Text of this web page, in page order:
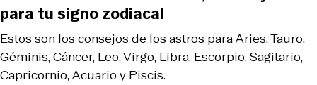
Estos son los consejos de los astros para Aries, Tauro,
Géminis, Cáncer, Leo, Virgo, Libra, Escorpio, Sagitario,
Capricornio, Acuario y Piscis.
para tu signo zodiacal